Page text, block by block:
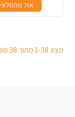
אזל מהמלאי
מציג 1-38 מתוך 38 מוצרים